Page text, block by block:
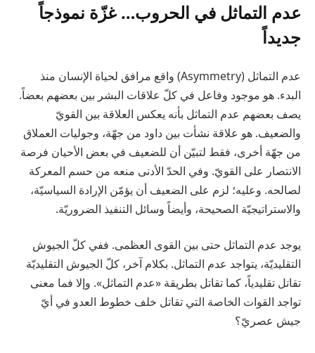
عدم التماثل في الحروب… غزّة نموذجاً
جديداً
عدم التماثل (Asymmetry) واقع مرافق لحياة الإنسان منذ
البدء. هو موجود وفاعل في كلّ علاقات البشر بين بعضهم بعضاً.
يصف بعضهم عدم التماثل بأنه يعكس العلاقة بين القويّ
والضعيف. هو علاقة نشأت بين داود من جهّة، وجوليات العملاق
من جهّة أخرى، فقط لتبيّن أن للضعيف في بعض الأحيان فرصة
الانتصار على القويّ. وفي الحدّ الأدنى منعه من حسم المعركة
لصالحه. وعليه؛ لزم على الضعيف أن يؤمّن الإرادة السياسيّة،
والاستراتيجيّة الصحيحة، وأيضاً وسائل التنفيذ الضروريّة.
يوجد عدم التماثل حتى بين القوى العظمى. ففي كلّ الجيوش
التقليديّة، يتواجد عدم التماثل. بكلام آخر، كلّ الجيوش التقليديّة
تقاتل تقليدياً، كما تقاتل بطريقة «عدم التماثل». وإلا فما معنى
تواجد القوات الخاصة التي تقاتل خلف خطوط العدو في أيّ
جيش عصريّ؟